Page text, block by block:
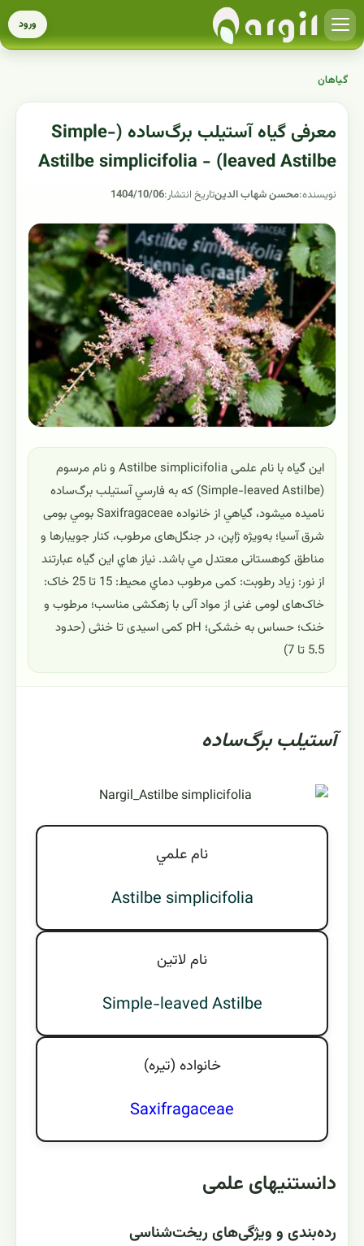
ورود
گیاهان
معرفی گیاه آستیلب برگ‌ساده (Simple-
leaved Astilbe) - Astilbe simplicifolia
نویسنده:محسن شهاب الدینتاریخ انتشار:1404/10/06
این گیاه با نام علمی Astilbe simplicifolia و نام مرسوم
(Simple-leaved Astilbe) که به فارسي آستیلب برگ‌ساده
ناميده ميشود، گياهي از خانواده Saxifragaceae بومي بومی
شرق آسیا؛ به‌ویژه ژاپن، در جنگل‌های مرطوب، کنار جویبارها و
مناطق کوهستانی معتدل مي باشد. نياز هاي اين گياه عبارتند
از نور: زیاد رطوبت: کمی مرطوب دماي محيط: 15 تا 25 خاک:
خاک‌های لومی غنی از مواد آلی با زهکشی مناسب؛ مرطوب و
خنک؛ حساس به خشکی؛ pH کمی اسیدی تا خنثی (حدود
5.5 تا 7)
آستیلب برگ‌ساده
نام علمي
Astilbe simplicifolia
نام لاتين
Simple-leaved Astilbe
خانواده (تيره)
Saxifragaceae
دانستنیهای علمی
رده‌بندی و ویژگی‌های ریخت‌شناسی